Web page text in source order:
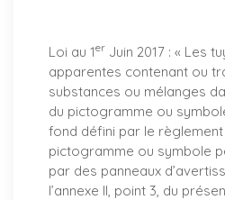
Loi au 1er Juin 2017 : « Les
apparentes contenant ou
substances ou mélanges
du pictogramme ou
fond défini par le règlement
pictogramme ou symbole
par des panneaux
l’annexe II, point 3, du